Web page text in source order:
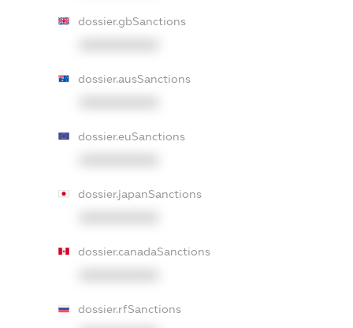
dossier.gbSanctions
dossier.ausSanctions
dossier.euSanctions
dossier.japanSanctions
dossier.canadaSanctions
dossier.rfSanctions